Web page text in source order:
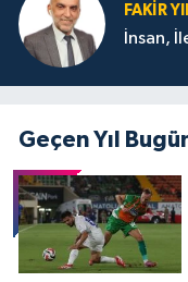
FAKIR
İnsan,
Geçen Yıl